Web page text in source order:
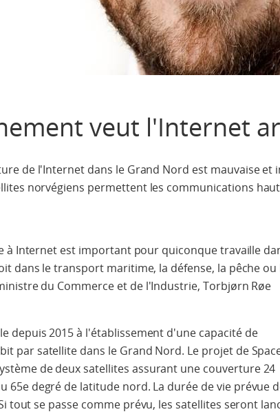
veut l'Internet
de l'Internet dans le Grand Nord est mauvaise et
norvégiens permettent les communications
à Internet est important pour quiconque travaille
dans le transport maritime, la défense, la pêche ou
du Commerce et de l'Industrie, Torbjørn Røe
depuis 2015 à l'établissement d'une capacité de
par satellite dans le Grand Nord. Le projet de
de deux satellites assurant une couverture 24
65e degré de latitude nord. La durée de vie prévue
tout se passe comme prévu, les satellites seront